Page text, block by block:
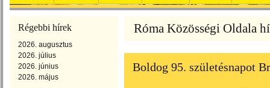
Régebbi hírek
2026. augusztus
2026. július
2026. június
2026. május
Róma Közösségi Oldala
Boldog 95. születésnapot